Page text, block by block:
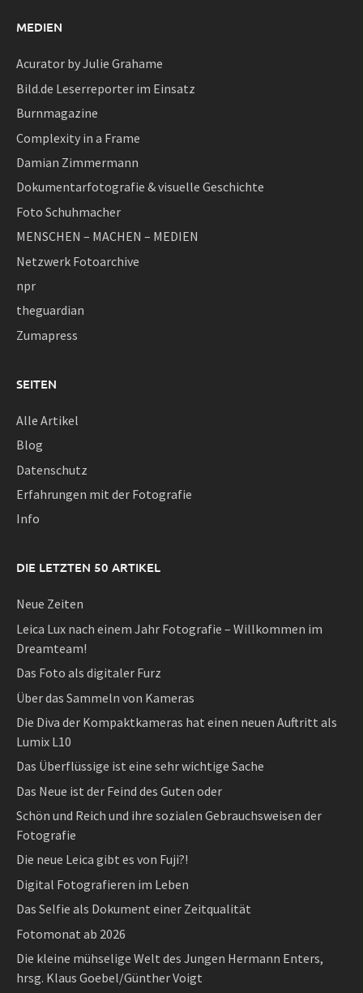
MEDIEN
Acurator by Julie Grahame
Bild.de Leserreporter im Einsatz
Burnmagazine
Complexity in a Frame
Damian Zimmermann
Dokumentarfotografie & visuelle Geschichte
Foto Schuhmacher
MENSCHEN – MACHEN – MEDIEN
Netzwerk Fotoarchive
npr
theguardian
Zumapress
SEITEN
Alle Artikel
Blog
Datenschutz
Erfahrungen mit der Fotografie
Info
DIE LETZTEN 50 ARTIKEL
Neue Zeiten
Leica Lux nach einem Jahr Fotografie – Willkommen im
Dreamteam!
Das Foto als digitaler Furz
Über das Sammeln von Kameras
Die Diva der Kompaktkameras hat einen neuen Auftritt als
Lumix L10
Das Überflüssige ist eine sehr wichtige Sache
Das Neue ist der Feind des Guten oder
Schön und Reich und ihre sozialen Gebrauchsweisen der
Fotografie
Die neue Leica gibt es von Fuji?!
Digital Fotografieren im Leben
Das Selfie als Dokument einer Zeitqualität
Fotomonat ab 2026
Die kleine mühselige Welt des Jungen Hermann Enters,
hrsg. Klaus Goebel/Günther Voigt